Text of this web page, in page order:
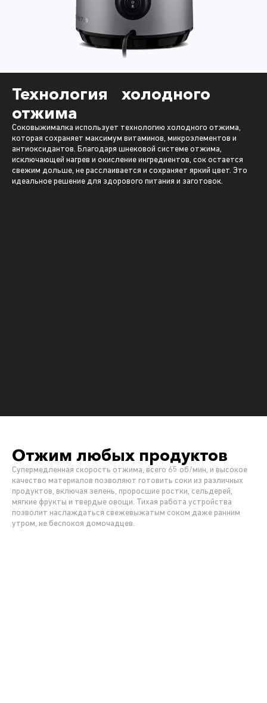
Технология холодного
отжима
Соковыжималка использует технологию холодного отжима,
которая сохраняет максимум витаминов, микроэлементов и
антиоксидантов. Благодаря шнековой системе отжима,
исключающей нагрев и окисление ингредиентов, сок остается
свежим дольше, не расслаивается и сохраняет яркий цвет. Это
идеальное решение для здорового питания и заготовок.
Отжим любых продуктов
Супермедленная скорость отжима, всего 65 об/мин, и высокое
качество материалов позволяют готовить соки из различных
продуктов, включая зелень, проросшие ростки, сельдерей,
мягкие фрукты и твердые овощи. Тихая работа устройства
позволит наслаждаться свежевыжатым соком даже ранним
утром, не беспокоя домочадцев.